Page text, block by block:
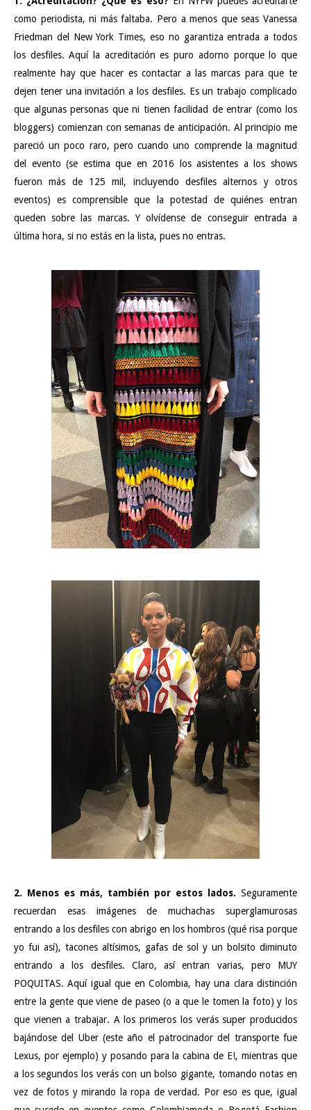
como periodista, ni más faltaba. Pero a menos que seas Vanessa
Friedman del New York Times, eso no garantiza entrada a todos
los desfiles. Aquí la acreditación es puro adorno porque lo que
realmente hay que hacer es contactar a las marcas para que te
dejen tener una invitación a los desfiles. Es un trabajo complicado
que algunas personas que ni tienen facilidad de entrar (como los
bloggers) comienzan con semanas de anticipación. Al principio me
pareció un poco raro, pero cuando uno comprende la magnitud
del evento (se estima que en 2016 los asistentes a los shows
fueron más de 125 mil, incluyendo desfiles alternos y otros
eventos) es comprensible que la potestad de quiénes entran
queden sobre las marcas. Y olvídense de conseguir entrada a
última hora, si no estás en la lista, pues no entras.
2. Menos es más, también por estos lados. Seguramente
recuerdan esas imágenes de muchachas superglamurosas
entrando a los desfiles con abrigo en los hombros (qué risa porque
yo fui así), tacones altísimos, gafas de sol y un bolsito diminuto
entrando a los desfiles. Claro, así entran varias, pero MUY
POQUITAS. Aquí igual que en Colombia, hay una clara distinción
entre la gente que viene de paseo (o a que le tomen la foto) y los
que vienen a trabajar. A los primeros los verás super producidos
bajándose del Uber (este año el patrocinador del transporte fue
Lexus, por ejemplo) y posando para la cabina de E!, mientras que
a los segundos los verás con un bolso gigante, tomando notas en
vez de fotos y mirando la ropa de verdad. Por eso es que, igual